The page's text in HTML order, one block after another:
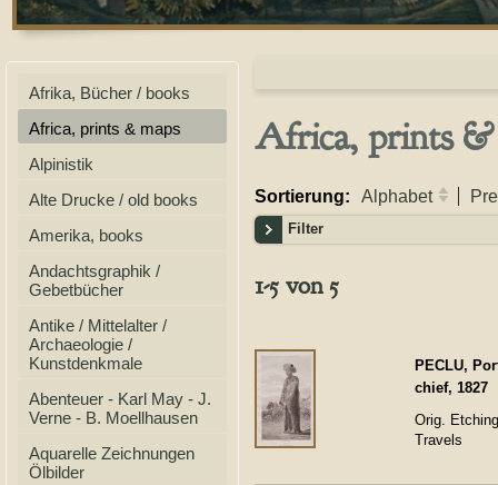
Afrika, Bücher / books
Africa, prints & maps
Alpinistik
Alte Drucke / old books
Amerika, books
Andachtsgraphik /
Gebetbücher
Antike / Mittelalter /
Archaeologie /
Kunstdenkmale
Abenteuer - Karl May - J.
Verne - B. Moellhausen
Aquarelle Zeichnungen
Ölbilder
Africa, prints &
Sortierung: Alphabet
Filter
1-5 von 5
PECLU,
chief, 1827
Orig.
Travels